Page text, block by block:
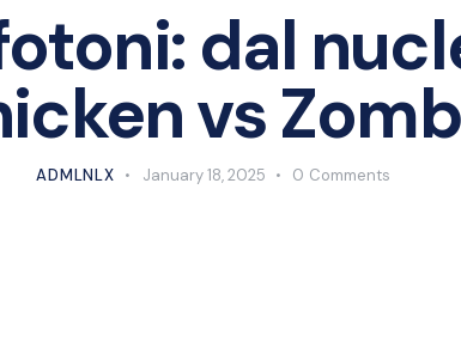
dal
vs
ADMLNLX January 18, 2025 0 Comments